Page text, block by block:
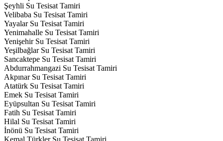
Şeyhli Su Tesisat Tamiri
Velibaba Su Tesisat Tamiri
Yayalar Su Tesisat Tamiri
Yenimahalle Su Tesisat Tamiri
Yenişehir Su Tesisat Tamiri
Yeşilbağlar Su Tesisat Tamiri
Sancaktepe Su Tesisat Tamiri
Abdurrahmangazi Su Tesisat Tamiri
Akpınar Su Tesisat Tamiri
Atatürk Su Tesisat Tamiri
Emek Su Tesisat Tamiri
Eyüpsultan Su Tesisat Tamiri
Fatih Su Tesisat Tamiri
Hilal Su Tesisat Tamiri
İnönü Su Tesisat Tamiri
Kemal Türkler Su Tesisat Tamiri